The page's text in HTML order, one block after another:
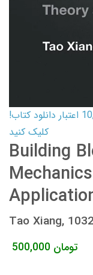
کارت اعتباری کتاب دانلود با 10,000,000 اعتبار دانلود کتاب!
کلیک کنید
Building
Tao Xiang,
500,000 تومان